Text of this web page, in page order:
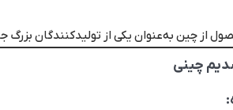
از چین به‌عنوان یکی از تولیدکنندگان
چینی